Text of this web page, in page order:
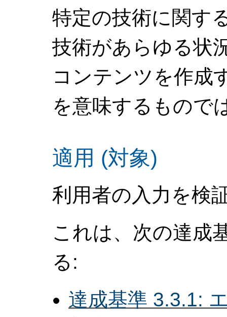
特定の技術に関す
技術があらゆる状
コンテンツを作成
を意味するもので
適用 (対象)
利用者の入力を検
これは、次の達成
る:
達成基準 3.3.1: